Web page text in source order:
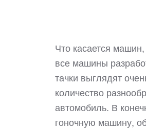
Что касается
все машины
тачки выглядят
количество
автомобиль. В
гоночную машину,